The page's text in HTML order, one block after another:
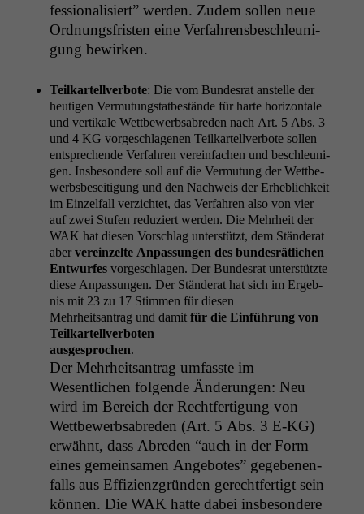
fes­sion­al­isiert” wer­den. Zudem sollen neue
Ord­nungs­fris­ten eine Ver­fahrens­beschle­u­ni­
gung bewirken.
Teilka­rtel­lver­bote: Die vom Bun­desrat anstelle der
heuti­gen Ver­mu­tungstatbestände für harte hor­i­zon­tale
und ver­tikale Wet­tbe­werb­sabre­den nach Art. 5 Abs. 3
und 4 KG vorgeschla­ge­nen Teilka­rtel­lver­bote sollen
entsprechende Ver­fahren vere­in­fachen und beschle­u­ni­
gen. Ins­beson­dere soll auf die Ver­mu­tung der Wet­tbe­
werb­s­be­sei­t­i­gung und den Nach­weis der Erhe­blichkeit
im Einzelfall verzichtet, das Ver­fahren also von vier
auf zwei Stufen reduziert wer­den. Die Mehrheit der
WAK hat diesen Vorschlag unter­stützt, dem Stän­der­at
aber vere­inzelte Anpas­sun­gen des bun­desrätlichen
Entwur­fes vorgeschla­gen. Der Bun­desrat unter­stützte
diese Anpas­sun­gen. Der Stän­der­at hat sich im Ergeb­
nis mit 23 zu 17 Stim­men für diesen
Mehrheit­santrag und damit für die Ein­führung von
Teilkartellverboten
aus­ge­sprochen.
Der Mehrheit­santrag umfasste im
Wesentlichen fol­gende Änderun­gen: Neu
wird im Bere­ich der Recht­fer­ti­gung von
Wet­tbe­werb­sabre­den (Art. 5 Abs. 3 E‑KG)
erwäh­nt, dass Abre­den “auch in der Form
eines gemein­samen Ange­botes” gegebe­nen­
falls aus Effizien­z­grün­den gerecht­fer­tigt sein
kön­nen. Die WAK hat­te dabei ins­beson­dere